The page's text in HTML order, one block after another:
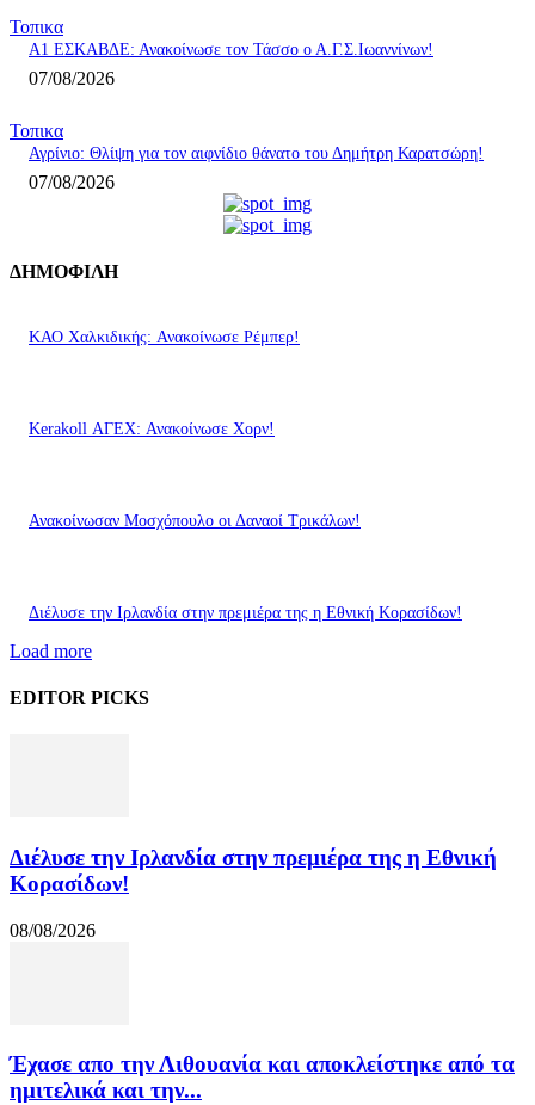
Τοπικα
Α1 ΕΣΚΑΒΔΕ: Ανακοίνωσε τον Τάσσο ο Α.Γ.Σ.Ιωαννίνων!
07/08/2026
Τοπικα
Αγρίνιο: Θλίψη για τον αιφνίδιο θάνατο του Δημήτρη Καρατσώρη!
07/08/2026
ΔΗΜΟΦΙΛΗ
ΚΑΟ Χαλκιδικής: Ανακοίνωσε Ρέμπερ!
Kerakoll ΑΓΕΧ: Ανακοίνωσε Χορν!
Ανακοίνωσαν Μοσχόπουλο οι Δαναοί Τρικάλων!
Διέλυσε την Ιρλανδία στην πρεμιέρα της η Εθνική Κορασίδων!
Load more
EDITOR PICKS
Διέλυσε την Ιρλανδία στην πρεμιέρα της η Εθνική
Κορασίδων!
08/08/2026
Έχασε απο την Λιθουανία και αποκλείστηκε από τα
ημιτελικά και την...